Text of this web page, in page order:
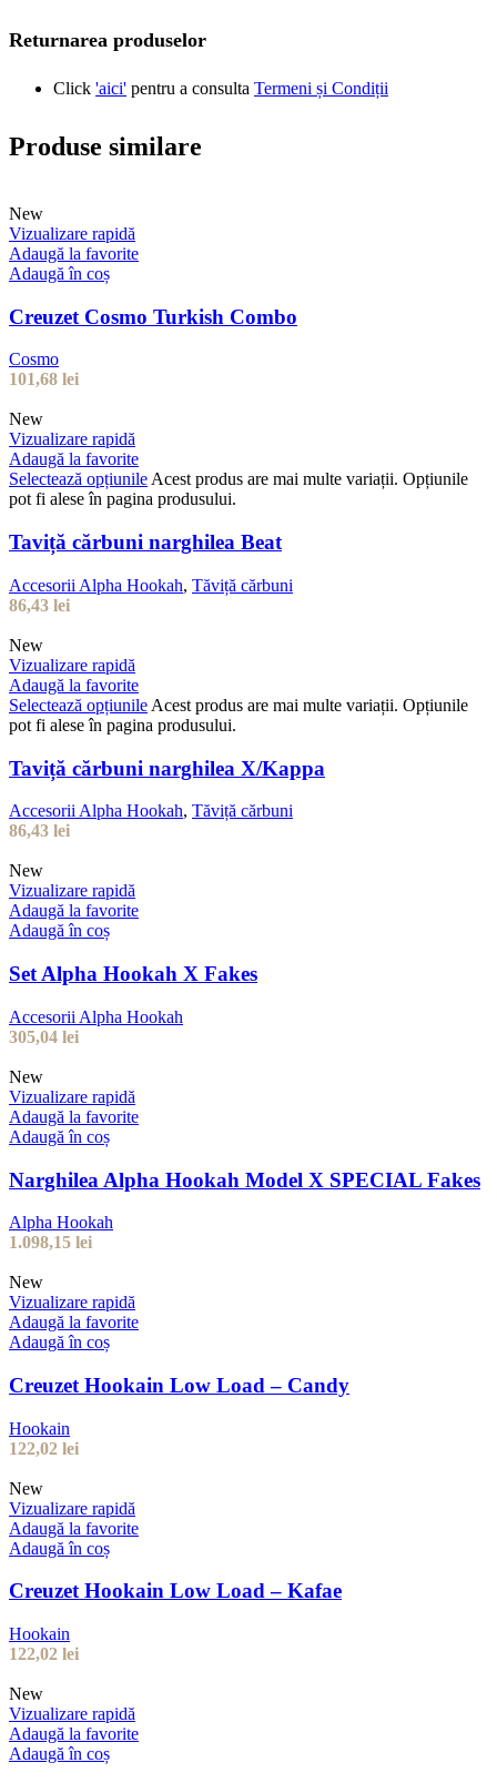
Returnarea produselor
Click 'aici' pentru a consulta Termeni și Condiții
Produse similare
New
Vizualizare rapidă
Adaugă la favorite
Adaugă în coș
Creuzet Cosmo Turkish Combo
Cosmo
101,68 lei
New
Vizualizare rapidă
Adaugă la favorite
Selectează opțiunileAcest produs are mai multe variații. Opțiunile
pot fi alese în pagina produsului.
Taviță cărbuni narghilea Beat
Accesorii Alpha Hookah, Tăviță cărbuni
86,43 lei
New
Vizualizare rapidă
Adaugă la favorite
Selectează opțiunile Acest produs are mai multe variații. Opțiunile
pot fi alese în pagina produsului.
Taviță cărbuni narghilea X/Kappa
Accesorii Alpha Hookah, Tăviță cărbuni
86,43 lei
New
Vizualizare rapidă
Adaugă la favorite
Adaugă în coș
Set Alpha Hookah X Fakes
Accesorii Alpha Hookah
305,04 lei
New
Vizualizare rapidă
Adaugă la favorite
Adaugă în coș
Narghilea Alpha Hookah Model X SPECIAL Fakes
Alpha Hookah
1.098,15 lei
New
Vizualizare rapidă
Adaugă la favorite
Adaugă în coș
Creuzet Hookain Low Load – Candy
Hookain
122,02 lei
New
Vizualizare rapidă
Adaugă la favorite
Adaugă în coș
Creuzet Hookain Low Load – Kafae
Hookain
122,02 lei
New
Vizualizare rapidă
Adaugă la favorite
Adaugă în coș